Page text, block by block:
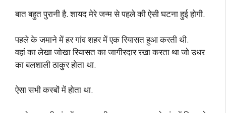
बात बहुत पुरानी है. शायद मेरे जन्म से पहले की ऐसी घटना हुई होगी.
पहले के जमाने में हर गांव शहर में एक रियासत हुआ करती थी.
वहां का लेखा जोखा रियासत का जागीरदार रखा करता था जो उधर
का बलशाली ठाकुर होता था.
ऐसा सभी कस्बों में होता था.